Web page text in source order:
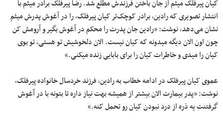
کیان پیرفلک میثم از جان باختن فرزندش مطلع شد. رضا پیرفلک برادر میثم با
انتشار تصویری که رادین، برادر کوچک‌تر کیان پیرفلک، را در آغوش پدرش میثم
نشان می‌دهد، نوشت: «رادین جان پدرت را محکم در آغوش بگیر و آرومش کن
چون اون الان دیگه میدونه که کیان نیست. الان دلخوشیش تو هستی، تو بوی
کیان را میدی و خاطرات کیان را برای بابایی زنده میکنی.»
عموی کیان پیرفلک در ادامه خطاب به رادین، فرزند خردسال خانواده پیرفلک،
نوشت: «پدر بیمارت الان بیشتر از همیشه بهت نیاز داره تا بتونه با در آغوش
گرفتنت یه ذره از درد نبودن کیان رو تحمل کنه.»